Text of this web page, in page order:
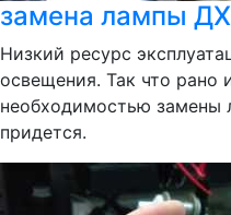
замена лампы
Низкий ресурс
освещения. Так что рано
необходимостью замены
придется.